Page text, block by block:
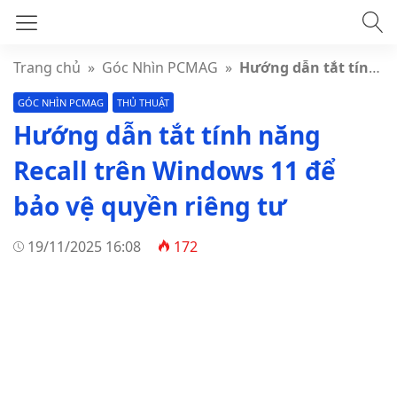
Trang chủ » Góc Nhìn PCMAG » Hướng dẫn tắt tính năng Recall trên Windows 11 để bảo vệ quyền riêng tư
GÓC NHÌN PCMAG THỦ THUẬT
Hướng dẫn tắt tính năng
Recall trên Windows 11 để
bảo vệ quyền riêng tư
19/11/2025 16:08 172